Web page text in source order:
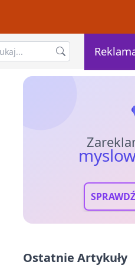
Ostatnie Artykuły